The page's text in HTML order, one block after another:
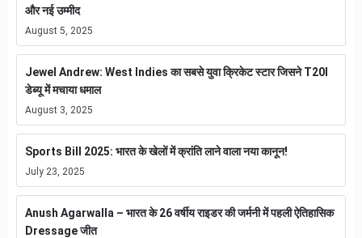
और नई उम्मीद
August 5, 2025
Jewel Andrew: West Indies का सबसे युवा क्रिकेट स्टार जिसने T20I
डेब्यू में मचाया धमाल
August 3, 2025
Sports Bill 2025: भारत के खेलों में क्रांति लाने वाला नया कानून!
July 23, 2025
Anush Agarwalla – भारत के 26 वर्षीय राइडर की जर्मनी में पहली ऐतिहासिक
Dressage जीत